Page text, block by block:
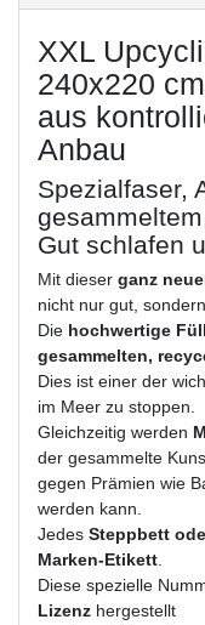
XXL
240x220
aus
Anbau
Spezialfaser,
Gut schlafen
Mit dieser ganz
nicht nur gut,
Die hochwertige
gesammelten,
Dies ist einer der
im Meer zu stoppen.
Gleichzeitig werden
der gesammelte
gegen Prämien wie
werden kann.
Jedes Steppbett
Marken-Etikett.
Diese spezielle
Lizenz hergestellt